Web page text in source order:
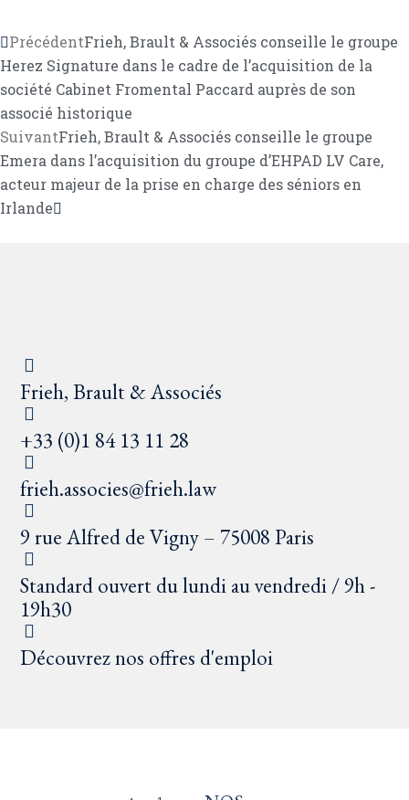
PrécédentFrieh, Brault & Associés conseille le groupe
Herez Signature dans le cadre de l’acquisition de la
société Cabinet Fromental Paccard auprès de son
associé historique
SuivantFrieh, Brault & Associés conseille le groupe
Emera dans l’acquisition du groupe d’EHPAD LV Care,
acteur majeur de la prise en charge des séniors en
Irlande
Frieh, Brault & Associés
+33 (0)1 84 13 11 28
frieh.associes@frieh.law
9 rue Alfred de Vigny – 75008 Paris
Standard ouvert du lundi au vendredi / 9h -
19h30
Découvrez nos offres d'emploi